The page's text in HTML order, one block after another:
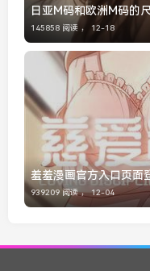
日亚M码和欧洲M码的
145858 阅读 ， 12-18
羞羞漫画官方入口页面
939209 阅读 ， 12-04